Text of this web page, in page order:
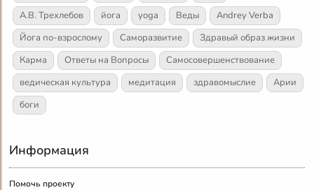
А.В. Трехлебов
йога yoga Веды
Andrey Verba
Йога по-взрослому
Саморазвитие
Здравый образ жизни
Карма
Ответы на Вопросы
Самосовершенствование
ведическая культура
медитация здравомыслие
Арии
боги
Информация
Помочь проекту